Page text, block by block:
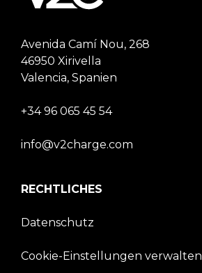
Avenida Camí Nou, 268
46950 Xirivella
Valencia, Spanien
+34 96 065 45 54
info@v2charge.com
RECHTLICHES
Datenschutz
Cookie-Einstellungen verwalten